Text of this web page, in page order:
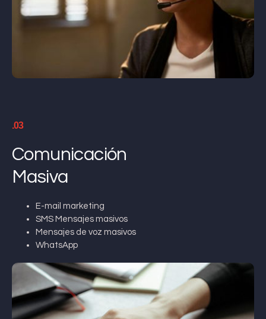
.03
Comunicación
Masiva
E-mail marketing
SMS Mensajes masivos
Mensajes de voz masivos
WhatsApp